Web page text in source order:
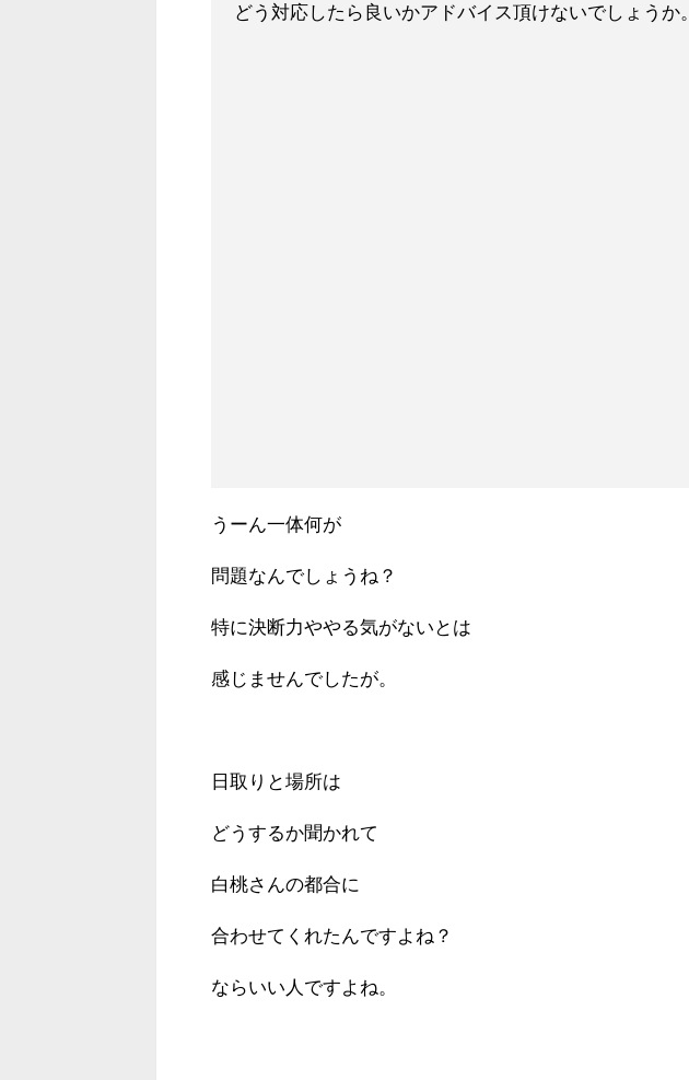
どう対応したら良いかア ドバイス頂けないでしょうか。
うーん一体何が
問題なんでしょうね？
特に決断力ややる気がないとは
感じませんでしたが。
日取りと場所は
どうするか聞かれて
白桃さんの都合に
合わせてくれたんですよね？
ならいい人ですよね。